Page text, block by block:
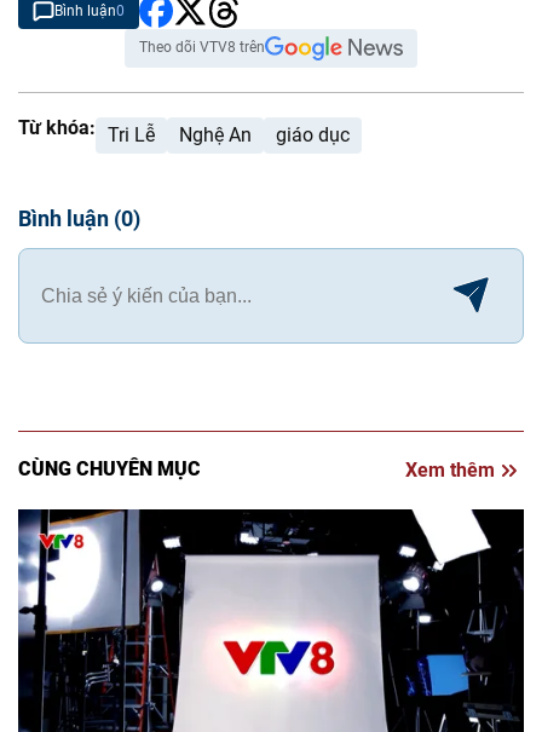
Bình luận0
Theo dõi VTV8 trên
Từ khóa: Tri Lễ Nghệ An giáo dục
Bình luận (0)
CÙNG CHUYÊN MỤC Xem thêm